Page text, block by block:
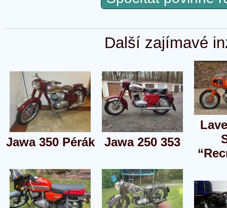
Další zajímavé
Jawa 350 Pérák Jawa 250 353